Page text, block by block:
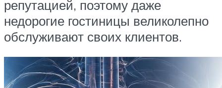
репутацией, поэтому даже
недорогие гостиницы великолепно
обслуживают своих клиентов.